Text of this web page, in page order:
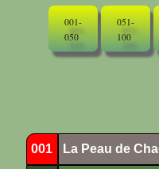
001-
050
051-
100
001 La Peau de